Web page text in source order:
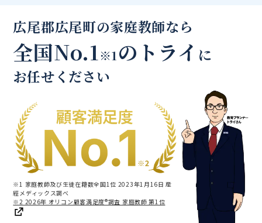
広尾郡広尾町の家庭教師なら
全国No.1※1のトライ に
お任せください
※1 家庭教師及び生徒在籍数全国1位 2023年1月16日 産
經メディックス調べ
※2 2026年 オリコン顧客満足度®調査 家庭教師 第1位